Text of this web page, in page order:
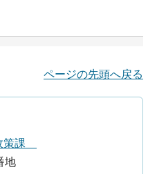
ページの先頭へ戻る
策課
地